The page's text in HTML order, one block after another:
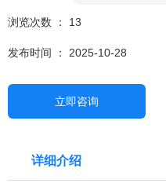
浏览次数 ： 13
发布时间 ： 2025-10-28
立即咨询
详细介绍